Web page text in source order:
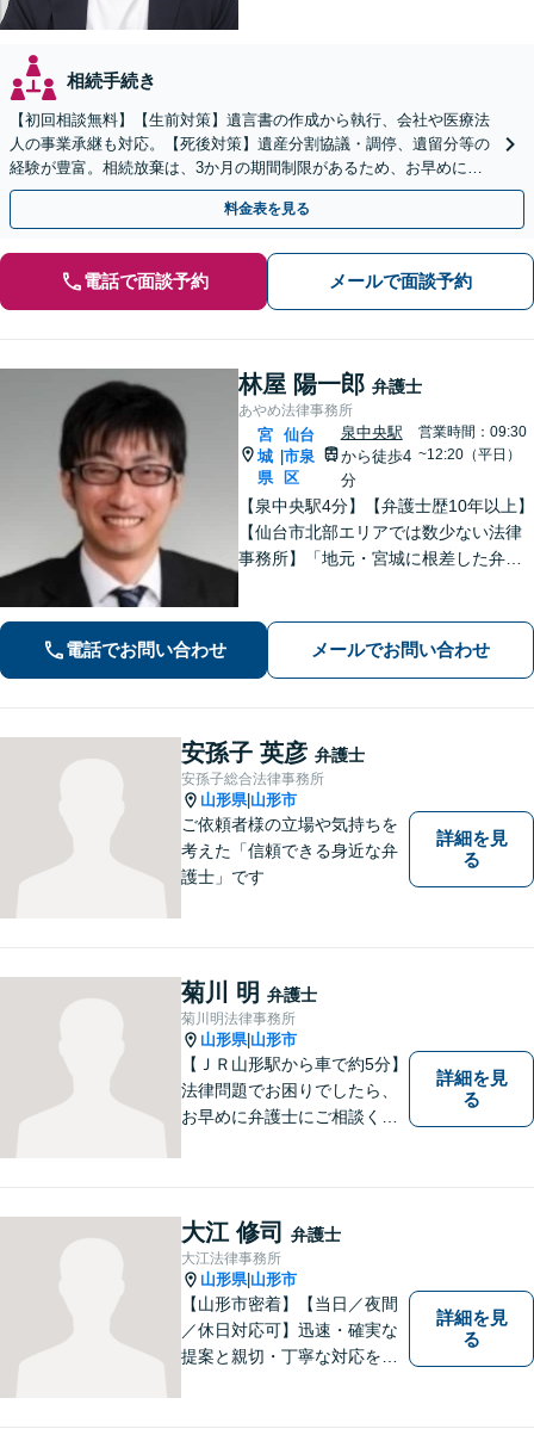
相続手続き
【初回相談無料】【生前対策】遺言書の作成から執行、会社や医療法
人の事業承継も対応。【死後対策】遺産分割協議・調停、遺留分等の
経験が豊富。相続放棄は、3か月の期間制限があるため、お早めにご
相談ください。【オンライン面談可】【無料駐車場あり】
料金表を見る
電話で面談予約 メールで面談予約
林屋 陽一郎 弁護士
あやめ法律事務所
宮
城
県
仙台
市泉
区
泉中央駅
から徒歩4
分
営業時間：09:30
~12:20（平日）
【泉中央駅4分】【弁護士歴10年以上】
【仙台市北部エリアでは数少ない法律
事務所】「地元・宮城に根差した弁護
電話でお問い合わせ メールでお問い合わせ
安孫子 英彦 弁護士
安孫子総合法律事務所
山形県| 山形市
ご依頼者様の立場や気持ちを
考えた「信頼できる身近な弁
護士」です
詳細を見
る
菊川 明 弁護士
菊川明法律事務所
山形県| 山形市
【ＪＲ山形駅から車で約5分】
法律問題でお困りでしたら、
お早めに弁護士にご相談くだ
寧にお伺いいたします。
詳細を見
る
大江 修司 弁護士
大江法律事務所
山形県| 山形市
【山形市密着】【当日／夜間
／休日対応可】迅速・確実な
提案と親切・丁寧な対応をい
詳細を見
る